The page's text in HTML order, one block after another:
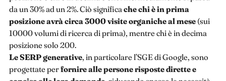
da un 30% ad un 2%. Ciò significa che chi è in prima
posizione avrà circa 3000 visite organiche al mese (sui
10000 volumi di ricerca di prima), mentre chi è in decima
posizione solo 200.
Le SERP generative, in particolare l’SGE di Google, sono
progettate perfornire alle persone risposte dirette e